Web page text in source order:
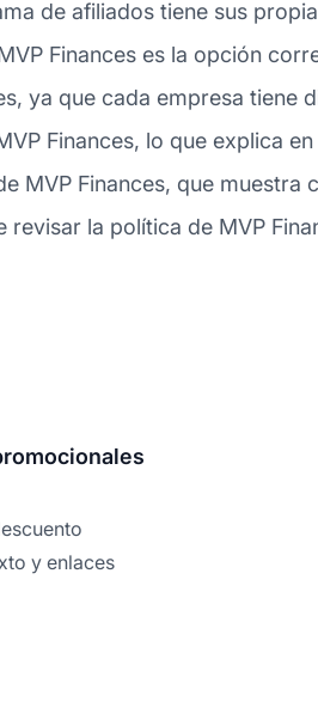
de afiliados tiene sus
Finances es la opción
ya que cada empresa
Finances, lo que explica
MVP Finances, que
revisar la política de MVP
y enlaces